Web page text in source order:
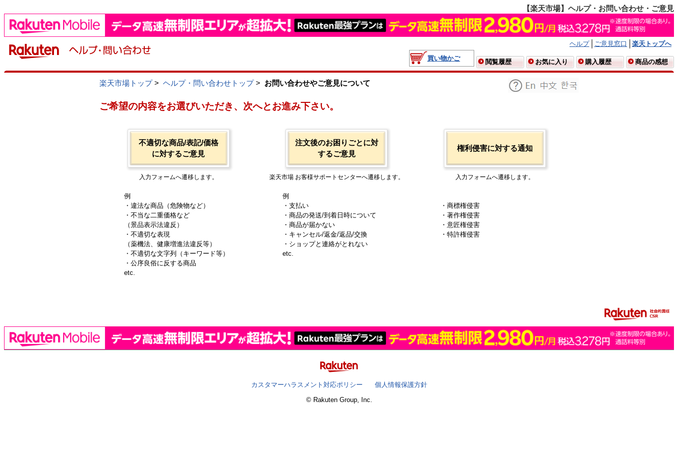
【楽天市場】ヘルプ・お問い合わせ・ご意見
ヘルプ ご意見窓口
楽天トップへ
買い物かご
閲覧履歴 お気に入り 購入履歴 商品の感想
楽天市場トップ> ヘルプ・問い合わせトップ> お問い合わせやご意見について
ご希望の内容をお選びいただき、次へとお進み下さい。
不適切な商品/表記/価格
に対するご意見
入力フォームへ遷移します。
例
・違法な商品（危険物など）
・不当な二重価格など
（景品表示法違反）
・不適切な表現
（薬機法、健康増進法違反等）
・不適切な文字列（キーワード等）
・公序良俗に反する商品
etc.
注文後のお困りごとに対
するご意見
楽天市場 お客様サポートセンターへ遷移します。
例
・支払い
・商品の発送/到着日時について
・商品が届かない
・キャンセル/返金/返品/交換
・ショップと連絡がとれない
etc.
権利侵害に対する通知
入力フォームへ遷移します。
・商標権侵害
・著作権侵害
・意匠権侵害
・特許権侵害
カスタマーハラスメント対応ポリシー
個人情報保護方針
© Rakuten Group, Inc.